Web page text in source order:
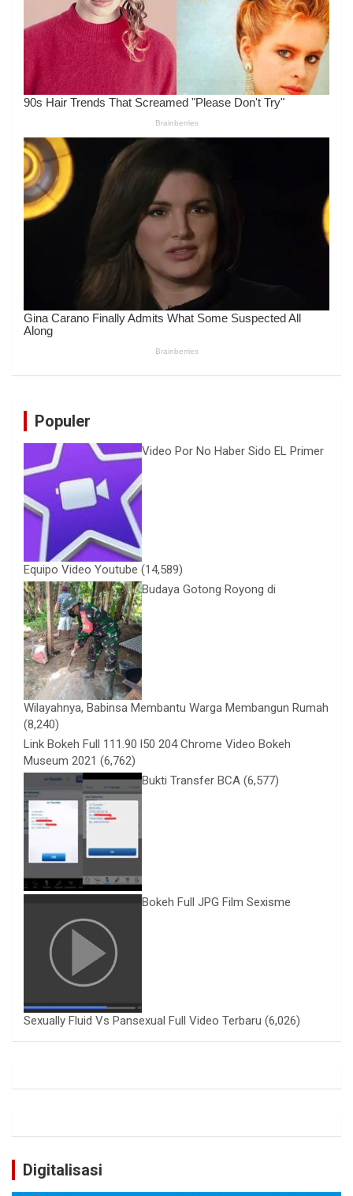
Populer
Video Por No Haber Sido EL Primer
Equipo Video Youtube (14,589)
Budaya Gotong Royong di
Wilayahnya, Babinsa Membantu Warga Membangun Rumah
(8,240)
Link Bokeh Full 111.90 l50 204 Chrome Video Bokeh
Museum 2021 (6,762)
Bukti Transfer BCA (6,577)
Bokeh Full JPG Film Sexisme
Sexually Fluid Vs Pansexual Full Video Terbaru (6,026)
Digitalisasi